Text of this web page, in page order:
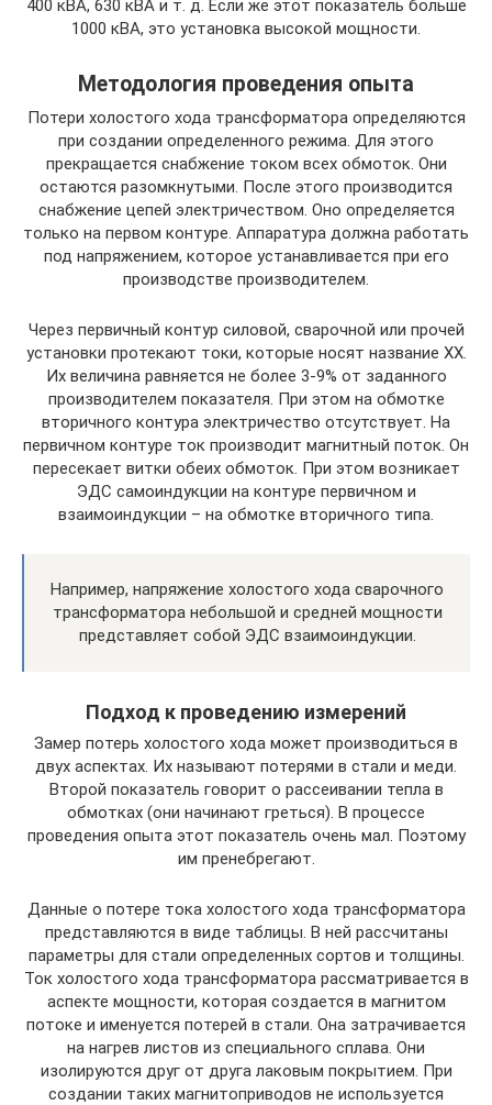
400 кВА, 630 кВА и т. д. Если же этот показатель больше
1000 кВА, это установка высокой мощности.
Методология проведения опыта
Потери холостого хода трансформатора определяются
при создании определенного режима. Для этого
прекращается снабжение током всех обмоток. Они
остаются разомкнутыми. После этого производится
снабжение цепей электричеством. Оно определяется
только на первом контуре. Аппаратура должна работать
под напряжением, которое устанавливается при его
производстве производителем.
Через первичный контур силовой, сварочной или прочей
установки протекают токи, которые носят название ХХ.
Их величина равняется не более 3-9% от заданного
производителем показателя. При этом на обмотке
вторичного контура электричество отсутствует. На
первичном контуре ток производит магнитный поток. Он
пересекает витки обеих обмоток. При этом возникает
ЭДС самоиндукции на контуре первичном и
взаимоиндукции – на обмотке вторичного типа.
Например, напряжение холостого хода сварочного
трансформатора небольшой и средней мощности
представляет собой ЭДС взаимоиндукции.
Подход к проведению измерений
Замер потерь холостого хода может производиться в
двух аспектах. Их называют потерями в стали и меди.
Второй показатель говорит о рассеивании тепла в
обмотках (они начинают греться). В процессе
проведения опыта этот показатель очень мал. Поэтому
им пренебрегают.
Данные о потере тока холостого хода трансформатора
представляются в виде таблицы. В ней рассчитаны
параметры для стали определенных сортов и толщины.
Ток холостого хода трансформатора рассматривается в
аспекте мощности, которая создается в магнитом
потоке и именуется потерей в стали. Она затрачивается
на нагрев листов из специального сплава. Они
изолируются друг от друга лаковым покрытием. При
создании таких магнитоприводов не используется